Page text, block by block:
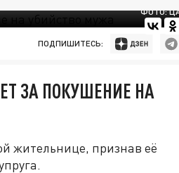
ФОТО:
ПОДПИШИТЕСЬ:
ЗА ПОКУШЕНИЕ НА
жительнице, признав её